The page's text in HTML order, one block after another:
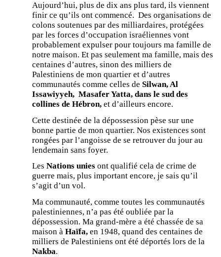
Aujourd’hui, plus de dix ans plus tard, ils viennent
finir ce qu’ils ont commencé. Des organisations de
colons soutenues par des milliardaires, protégées
par les forces d’occupation israéliennes vont
probablement expulser pour toujours ma famille de
notre maison. Et pas seulement ma famille, mais des
centaines d’autres, sinon des milliers de
Palestiniens de mon quartier et d’autres
communautés comme celles de Silwan, Al
Issawiyyeh, Masafer Yatta, dans le sud des
collines de Hébron, et d’ailleurs encore.
Cette destinée de la dépossession pèse sur une
bonne partie de mon quartier. Nos existences sont
rongées par l’angoisse de se retrouver du jour au
lendemain sans foyer.
Les Nations unies ont qualifié cela de crime de
guerre mais, plus important encore, je sais qu’il
s’agit d’un vol.
Ma communauté, comme toutes les communautés
palestiniennes, n’a pas été oubliée par la
dépossession. Ma grand-mère a été chassée de sa
maison à Haïfa, en 1948, quand des centaines de
milliers de Palestiniens ont été déportés lors de la
Nakba.